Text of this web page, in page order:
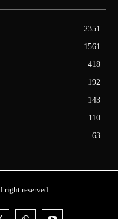
2351
1561
418
192
143
110
63
reserved.